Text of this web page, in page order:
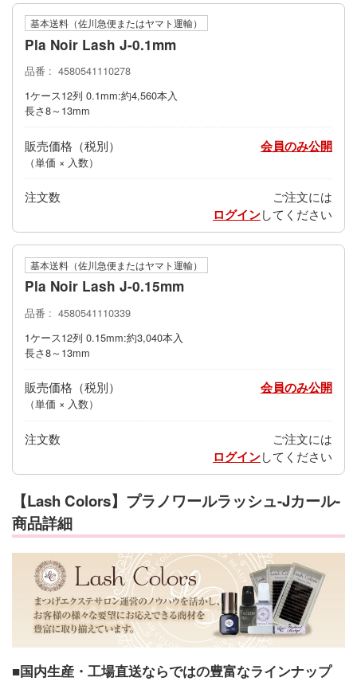
基本送料（佐川急便またはヤマト運輸）
Pla Noir Lash J-0.1mm
品番
4580541110278
1ケース12列 0.1mm:約4,560本入
長さ8～13mm
販売価格
（単価 × 入数）
会員のみ公開
注文数 ご注文には
ログインしてください
基本送料（佐川急便またはヤマト運輸）
Pla Noir Lash J-0.15mm
品番
4580541110339
1ケース12列 0.15mm:約3,040本入
長さ8～13mm
販売価格
（単価 × 入数）
会員のみ公開
注文数 ご注文には
ログインしてください
【Lash Colors】プラノワールラッシュ-Jカール-
商品詳細
■国内生産・工場直送ならではの豊富なラインナップ